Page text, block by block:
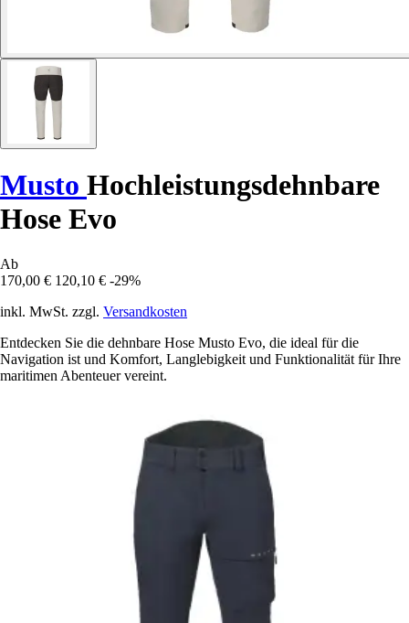
Musto Hochleistungsdehnbare
Hose Evo
Ab
170,00 € 120,10 € -29%
inkl. MwSt. zzgl. Versandkosten
Entdecken Sie die dehnbare Hose Musto Evo, die ideal für die
Navigation ist und Komfort, Langlebigkeit und Funktionalität für Ihre
maritimen Abenteuer vereint.